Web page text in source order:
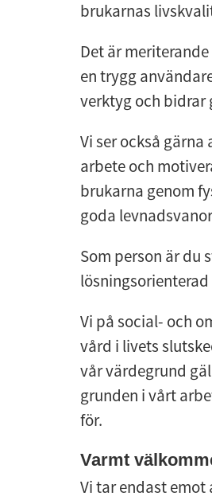
brukarnas
Det är
en trygg
verktyg och bidrar
Vi ser också
arbete och
brukarna genom
goda
Som person är du
Vi på social- och
vård i livets
vår värdegrund
grunden i vårt
för.
Varmt
Vi tar endast